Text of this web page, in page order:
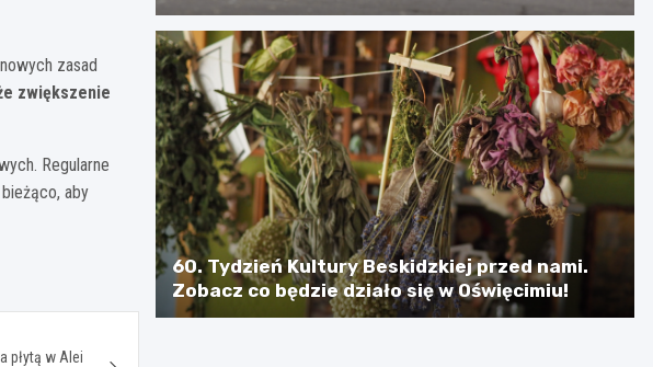
zasad
zwiększenie
Regularne
aby
płytą w Alei
60. Tydzień Kultury Beskidzkiej przed nami.
Zobacz co będzie działo się w Oświęcimiu!